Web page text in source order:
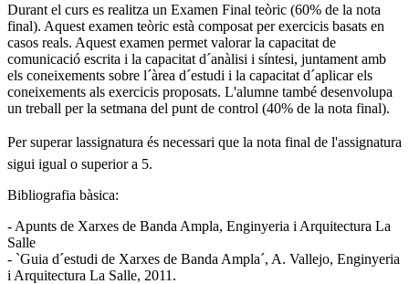
Durant el curs es realitza un Examen Final teòric (60% de la nota
final). Aquest examen teòric està composat per exercicis basats en
casos reals. Aquest examen permet valorar la capacitat de
comunicació escrita i la capacitat d´anàlisi i síntesi, juntament amb
els coneixements sobre l´àrea d´estudi i la capacitat d´aplicar els
coneixements als exercicis proposats. L'alumne també desenvolupa
un treball per la setmana del punt de control (40% de la nota final).
Per superar lassignatura és necessari que la nota final de l'assignatura
sigui igual o superior a 5.
Bibliografia bàsica:
- Apunts de Xarxes de Banda Ampla, Enginyeria i Arquitectura La
Salle
- `Guia d´estudi de Xarxes de Banda Ampla´, A. Vallejo, Enginyeria
i Arquitectura La Salle, 2011.